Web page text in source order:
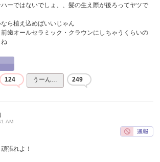
ーではないでしょ、、髪の生え際が後ろってヤツで
ら植え込めばいいじゃん
歯オールセラミック・クラウンにしちゃうくらいの
ね
124 うーん… 249
AM
張れよ！